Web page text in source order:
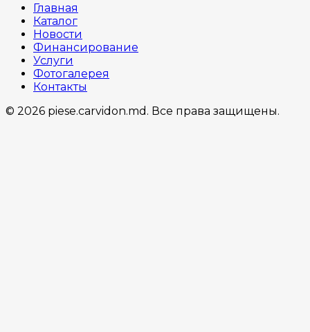
Главная
Каталог
Новости
Финансирование
Услуги
Фотогалерея
Контакты
© 2026 piese.carvidon.md. Все права защищены.